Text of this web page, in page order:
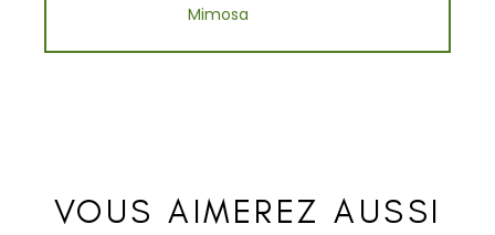
Mimosa
VOUS AIMEREZ AUSSI